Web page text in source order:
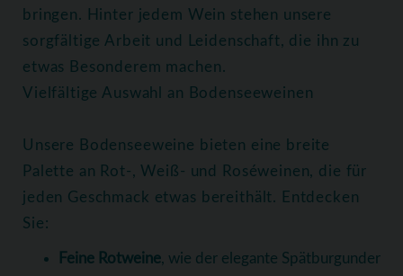
bringen. Hinter jedem Wein stehen unsere
sorgfältige Arbeit und Leidenschaft, die ihn zu
etwas Besonderem machen.
Vielfältige Auswahl an Bodenseeweinen
Unsere Bodenseeweine bieten eine breite
Palette an Rot-, Weiß- und Roséweinen, die für
jeden Geschmack etwas bereithält. Entdecken
Sie:
Feine Rotweine, wie der elegante Spätburgunder